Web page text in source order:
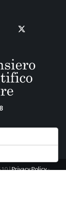
|Privacy Policy-